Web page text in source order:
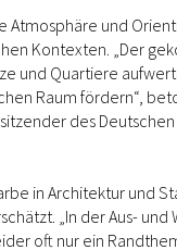
Atmosphäre und
Kontexten. „Der
und Quartiere
Raum fördern“,
des Deutschen
in Architektur und
„In der Aus- und
oft nur ein